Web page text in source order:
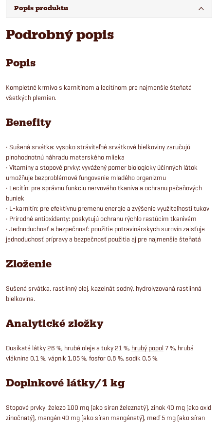
Popis produktu
Podrobný popis
Popis
Kompletné krmivo s karnitínom a lecitínom pre najmenšie šteňatá
všetkých plemien.
Benefity
• Sušená srvátka: vysoko stráviteľné srvátkové bielkoviny zaručujú
plnohodnotnú náhradu materského mlieka
• Vitamíny a stopové prvky: vyvážený pomer biologicky účinných látok
umožňuje bezproblémové fungovanie mladého organizmu
• Lecitín: pre správnu funkciu nervového tkaniva a ochranu pečeňových
buniek
• L-karnitín: pre efektívnu premenu energie a zvýšenie využiteľnosti tukov
• Prírodné antioxidanty: poskytujú ochranu rýchlo rastúcim tkanivám
• Jednoduchosť a bezpečnosť: použitie potravinárskych surovín zaisťuje
jednoduchosť prípravy a bezpečnosť použitia aj pre najmenšie šteňatá
Zloženie
Sušená srvátka, rastlinný olej, kazeinát sodný, hydrolyzovaná rastlinná
bielkovina.
Analytické zložky
Dusíkaté látky 26 %, hrubé oleje a tuky 21 %, hrubý popol 7 %, hrubá
vláknina 0,1 %, vápnik 1,05 %, fosfor 0,8 %, sodík 0,5 %.
Doplnkové látky/1 kg
Stopové prvky: železo 100 mg (ako síran železnatý), zinok 40 mg (ako oxid
zinočnatý), mangán 40 mg (ako síran mangánatý), meď 5 mg (ako síran